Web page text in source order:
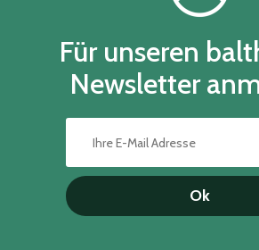
Für unseren
Newsletter